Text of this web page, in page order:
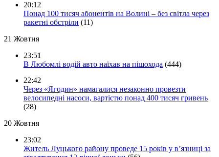
20:12
Понад 100 тисяч абонентів на Волині – без світла через
ракетні обстріли (11)
21 Жовтня
23:51
В Любомлі водій авто наїхав на пішохода (444)
22:42
Через «Ягодин» намагалися незаконно провезти
велосипедні насоси, вартістю понад 400 тисяч гривень
(28)
20 Жовтня
23:02
Житель Луцького району проведе 15 років у в’язниці за